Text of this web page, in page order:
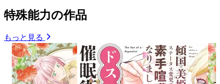
特殊能力の作品
もっと見る